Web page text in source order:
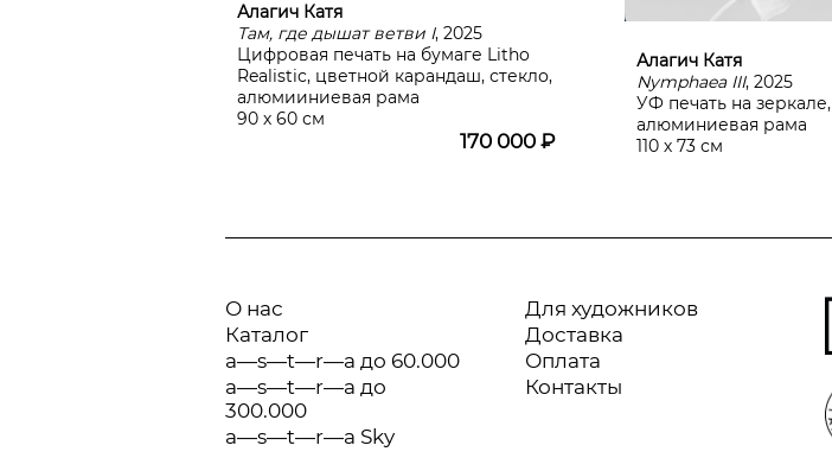
Алагич Катя
Там, где дышат ветви I, 2025
Цифровая печать на бумаге Litho
Realistic, цветной карандаш, стекло,
алюмииниевая рама
90 х 60 см
170 000 ₽
Алагич Катя
Nymphaea III, 2025
УФ печать на зеркале,
алюминиевая рама
110 х 73 см
О нас
Каталог
a—s—t—r—a до 60.000
a—s—t—r—a до
300.000
a—s—t—r—a Sky
Для художников
Доставка
Оплата
Контакты